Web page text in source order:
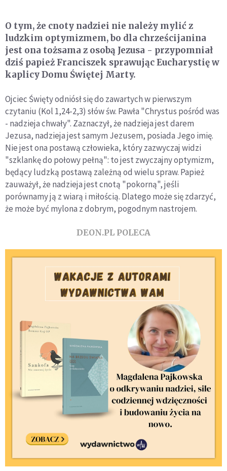
O tym, że cnoty nadziei nie należy mylić z
ludzkim optymizmem, bo dla chrześcijanina
jest ona tożsama z osobą Jezusa - przypomniał
dziś papież Franciszek sprawując Eucharystię w
kaplicy Domu Świętej Marty.
Ojciec Święty odniósł się do zawartych w pierwszym
czytaniu (Kol 1,24-2,3) słów św. Pawła "Chrystus pośród was
- nadzieja chwały". Zaznaczył, że nadzieja jest darem
Jezusa, nadzieja jest samym Jezusem, posiada Jego imię.
Nie jest ona postawą człowieka, który zazwyczaj widzi
"szklankę do połowy pełną": to jest zwyczajny optymizm,
będący ludzką postawą zależną od wielu spraw. Papież
zauważył, że nadzieja jest cnotą "pokorną", jeśli
porównamy ją z wiarą i miłością. Dlatego może się zdarzyć,
że może być mylona z dobrym, pogodnym nastrojem.
DEON.PL POLECA